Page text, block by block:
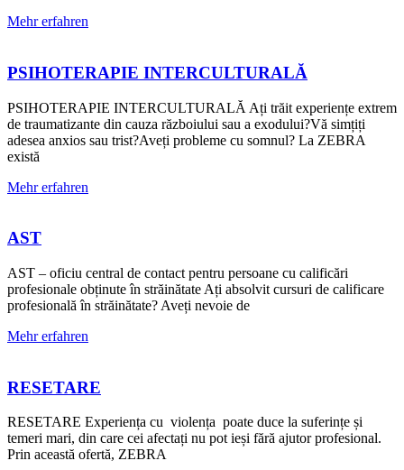
Mehr erfahren
PSIHOTERAPIE INTERCULTURALĂ
PSIHOTERAPIE INTERCULTURALĂ Ați trăit experiențe extrem
de traumatizante din cauza războiului sau a exodului?Vă simțiți
adesea anxios sau trist?Aveți probleme cu somnul? La ZEBRA
există
Mehr erfahren
AST
AST – oficiu central de contact pentru persoane cu calificări
profesionale obținute în străinătate Ați absolvit cursuri de calificare
profesională în străinătate? Aveți nevoie de
Mehr erfahren
RESETARE
RESETARE Experiența cu violența poate duce la suferințe și
temeri mari, din care cei afectați nu pot ieși fără ajutor profesional.
Prin această ofertă, ZEBRA